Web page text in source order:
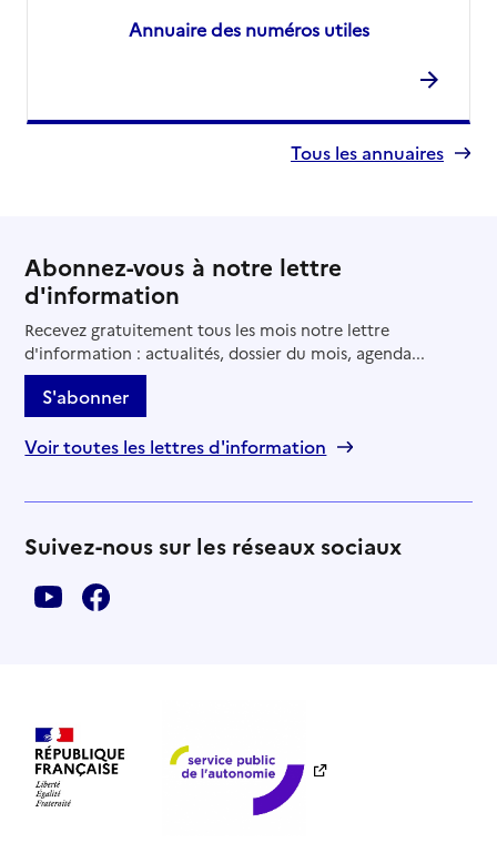
Annuaire des numéros utiles
Tous les annuaires
Abonnez-vous à notre lettre
d'information
Recevez gratuitement tous les mois notre lettre
d'information : actualités, dossier du mois, agenda...
S'abonner
Voir toutes les lettres d'information
Suivez-nous sur les réseaux sociaux